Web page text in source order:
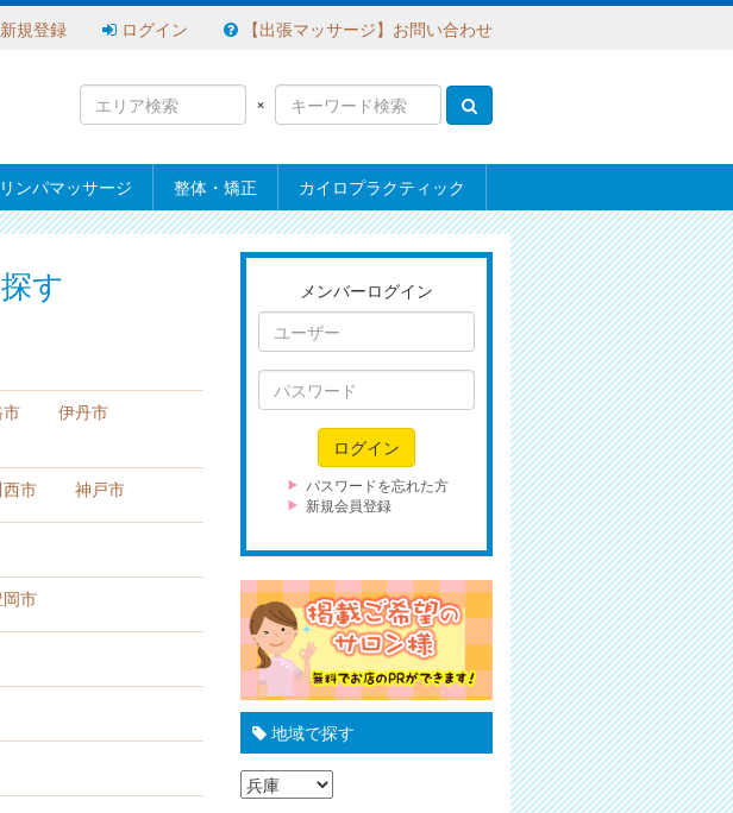
新規登録 ログイン 【出張マッサージ】お問い合わせ
×
リンパマッサージ 整体・矯正 カイロプラクティック
す
伊丹市
西市 神戸市
岡市
メンバーログイン
ザ
ワ
ー
ド
ログイン
パスワードを忘れた方
新規会員登録
地域で探す